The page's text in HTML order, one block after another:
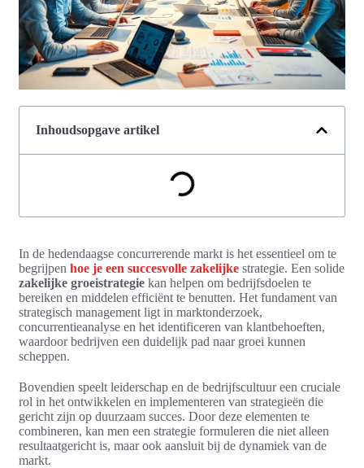
Inhoudsopgave artikel
In de hedendaagse concurrerende markt is het essentieel om te
begrijpen hoe je een succesvolle zakelijke strategie. Een solide
zakelijke groeistrategie kan helpen om bedrijfsdoelen te
bereiken en middelen efficiënt te benutten. Het fundament van
strategisch management ligt in marktonderzoek,
concurrentieanalyse en het identificeren van klantbehoeften,
waardoor bedrijven een duidelijk pad naar groei kunnen
scheppen.
Bovendien speelt leiderschap en de bedrijfscultuur een cruciale
rol in het ontwikkelen en implementeren van strategieën die
gericht zijn op duurzaam succes. Door deze elementen te
combineren, kan men een strategie formuleren die niet alleen
resultaatgericht is, maar ook aansluit bij de dynamiek van de
markt.